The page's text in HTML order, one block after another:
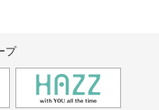
プ